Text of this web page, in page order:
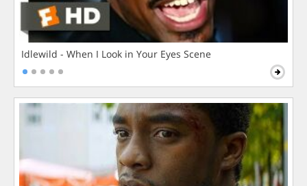
Idlewild - When I Look in Your Eyes Scene